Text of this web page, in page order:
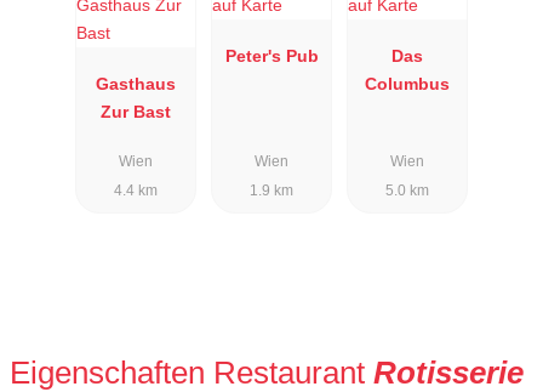
Gasthaus
Zur Bast
Wien
4.4 km
Peter's Pub
Wien
1.9 km
Das
Columbus
Wien
5.0 km
Eigenschaften Restaurant Rotisserie